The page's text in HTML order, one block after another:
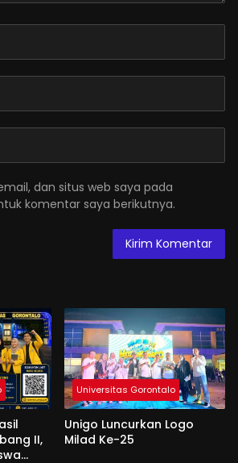
dan situs web saya pada
komentar saya berikutnya.
II,
Universitas Gorontalo
Unigo Luncurkan Logo
Milad Ke-25